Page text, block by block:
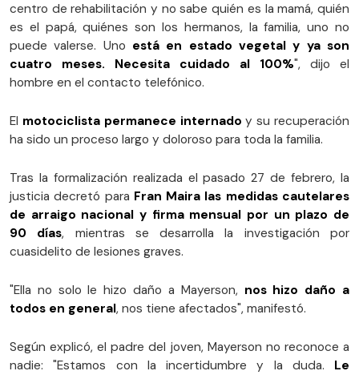
centro de rehabilitación y no sabe quién es la mamá, quién
es el papá, quiénes son los hermanos, la familia, uno no
puede valerse. Uno está en estado vegetal y ya son
cuatro meses. Necesita cuidado al 100%", dijo el
hombre en el contacto telefónico.
El motociclista permanece internadoy su recuperación
ha sido un proceso largo y doloroso para toda la familia.
Tras la formalización realizada el pasado 27 de febrero, la
justicia decretó para Fran Maira las medidas cautelares
de arraigo nacional y firma mensual por un plazo de
90 días, mientras se desarrolla la investigación por
cuasidelito de lesiones graves.
"Ella no solo le hizo daño a Mayerson, nos hizo daño a
todos en general, nos tiene afectados", manifestó.
Según explicó, el padre del joven, Mayerson no reconoce a
nadie: "Estamos con la incertidumbre y la duda. Le